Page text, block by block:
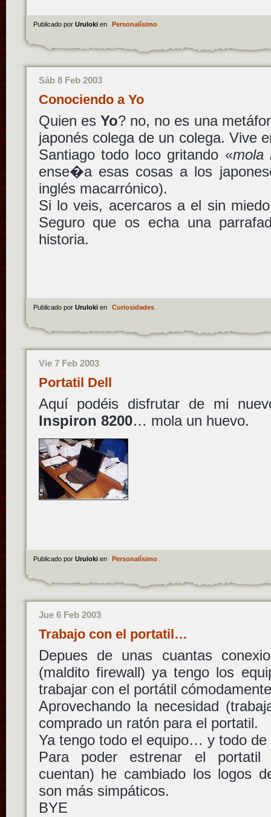
Publicado por Uruloki en Personalísimo.
Sáb 8 Feb 2003
Conociendo a Yo
Quien es Yo? no, no es una
japonés colega de un colega. Vive
Santiago todo loco gritando «mola
ense�a esas cosas a los
inglés macarrónico).
Si lo veis, acercaros a el sin
Seguro que os echa una
historia.
Publicado por Uruloki en Curiosidades.
Vie 7 Feb 2003
Portatil Dell
Aquí podéis disfrutar de mi
Inspiron 8200… mola un huevo.
Publicado por Uruloki en Personalísimo.
Jue 6 Feb 2003
Trabajo con el portatil…
Depues de unas cuantas
(maldito firewall) ya tengo los
trabajar con el portátil
Aprovechando la necesidad
comprado un ratón para el portatil.
Ya tengo todo el equipo… y todo
Para poder estrenar el portatil
cuentan) he cambiado los logos
son más simpáticos.
BYE